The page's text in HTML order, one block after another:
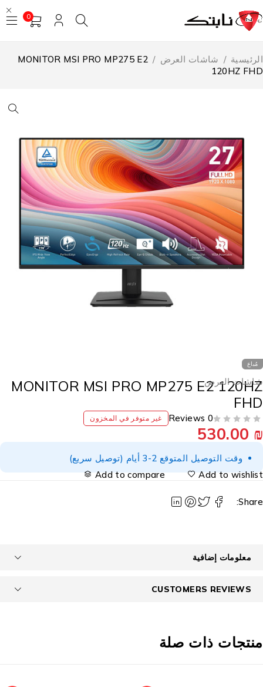
0
/ شاشات العرض
MONITOR MSI PRO MP275 E2
120HZ
مُباع
العرضMONITOR MSI PRO MP275 E2
0 Reviews غير متوفر في المخزون
530.00
وقت التوصيل المتوقع 2-3 أيام (توصيل سريع)
Add to
Add to compare
معلومات إضافية
CUSTOMERS REVIEWS
ذات صلة